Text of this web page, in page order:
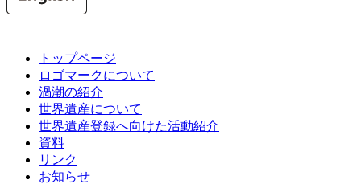
トップページ
ロゴマークについて
渦潮の紹介
世界遺産について
世界遺産登録へ向けた活動紹介
資料
リンク
お知らせ